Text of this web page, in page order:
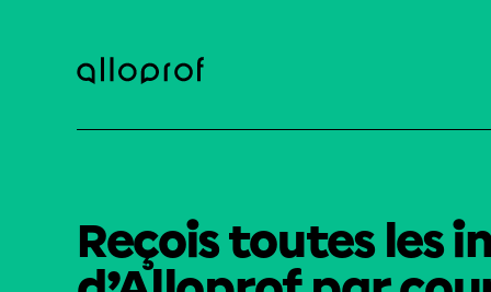
Reçois toutes les